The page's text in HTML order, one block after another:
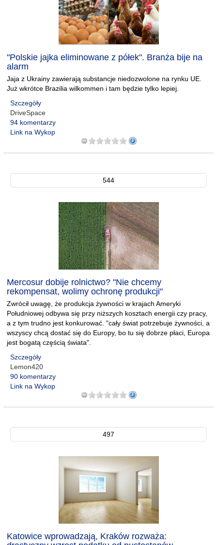
"Polskie jajka eliminowane z półek". Branża bije na
alarm
Jaja z Ukrainy zawierają substancje niedozwolone na rynku UE.
Już wkrótce Brazilia wilkommen i tam będzie tylko lepiej.
Szczegóły
DriveSpace
94 komentarzy
Link na Wykop
544
Mercosur dobije rolnictwo? "Nie chcemy
rekompensat, wolimy ochronę produkcji"
Zwrócił uwagę, że produkcja żywności w krajach Ameryki
Południowej odbywa się przy niższych kosztach energii czy pracy,
a z tym trudno jest konkurować. "cały świat potrzebuje żywności, a
wszyscy chcą dostać się do Europy, bo tu się dobrze płaci, Europa
jest bogatą częścią świata".
Szczegóły
Lemon420
90 komentarzy
Link na Wykop
497
Katowice wprowadzają, Kraków rozważa: